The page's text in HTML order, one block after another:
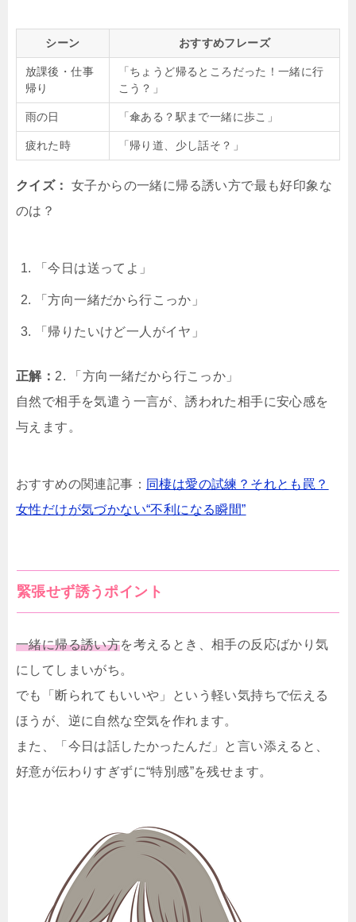
シーン おすすめフレーズ
放課後・仕事
帰り
「ちょうど帰るところだった！一緒に行
こう？」
雨の日 「傘ある？駅まで一緒に歩こ」
疲れた時 「帰り道、少し話そ？」
クイズ：
女子からの一緒に帰る誘い方で最も好印象な
のは？
「今日は送ってよ」
「方向一緒だから行こっか」
「帰りたいけど一人がイヤ」
正解： 2. 「方向一緒だから行こっか」
自然で相手を気遣う一言が、誘われた相手に安心感を
与えます。
おすすめの関連記事： 同棲は愛の試練？それとも罠？
女性だけが気づかない“不利になる瞬間”
緊張せず誘うポイント
一緒に帰る誘い方を考えるとき、相手の反応ばかり気
にしてしまいがち。
でも「断られてもいいや」という軽い気持ちで伝える
ほうが、逆に自然な空気を作れます。
また、「今日は話したかったんだ」と言い添えると、
好意が伝わりすぎずに“特別感”を残せます。